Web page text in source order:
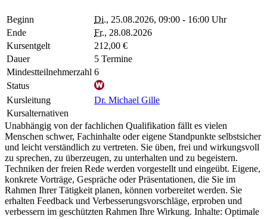
Beginn Di., 25.08.2026, 09:00 - 16:00 Uhr
Ende
Fr., 28.08.2026
Kursentgelt
212,00 €
Dauer
5 Termine
Mindestteilnehmerzahl 6
Status
Kursleitung
Dr. Michael Gille
Kursalternativen
Unabhängig von der fachlichen Qualifikation fällt es vielen
Menschen schwer, Fachinhalte oder eigene Standpunkte selbstsicher
und leicht verständlich zu vertreten. Sie üben, frei und wirkungsvoll
zu sprechen, zu überzeugen, zu unterhalten und zu begeistern.
Techniken der freien Rede werden vorgestellt und eingeübt. Eigene,
konkrete Vorträge, Gespräche oder Präsentationen, die Sie im
Rahmen Ihrer Tätigkeit planen, können vorbereitet werden. Sie
erhalten Feedback und Verbesserungsvorschläge, erproben und
verbessern im geschützten Rahmen Ihre Wirkung. Inhalte: Optimale